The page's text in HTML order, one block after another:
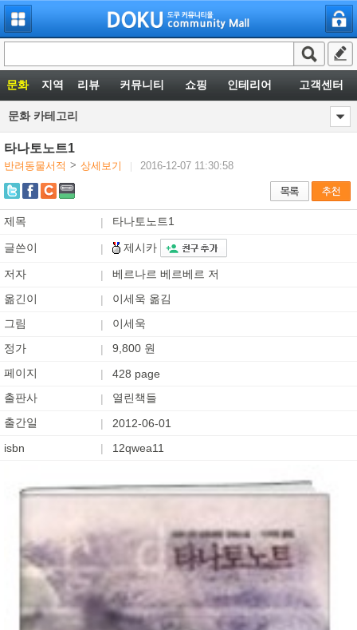
문화 지역 리뷰 커뮤니티 쇼핑 인테리어 고객센터
문화 카테고리
타나토노트1
반려동물서적 > 상세보기 2016-12-07 11:30:58
제목 | 타나토노트1
글쓴이 | 제시카
저자 |
베르나르 베르베르 저
옮긴이
|
이세욱 옮김
그림
|
이세욱
정가
|
9,800 원
페이지
|
428 page
출판사
|
열린책들
출간일
|
2012-06-01
isbn
| 12qwea11